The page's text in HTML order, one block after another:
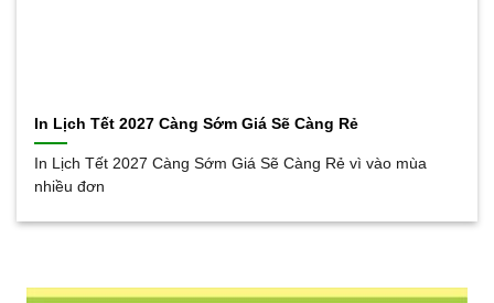
In Lịch Tết 2027 Càng Sớm Giá Sẽ Càng Rẻ
In Lịch Tết 2027 Càng Sớm Giá Sẽ Càng Rẻ vì vào mùa
nhiều đơn